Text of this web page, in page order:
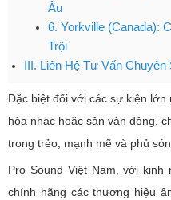
Âu
6. Yorkville (Canada):
Trội
III. Liên Hệ Tư Vấn
Đặc biệt đối với các sự kiện lớn
hòa nhạc hoặc sân vận động,
trong trẻo, mạnh mẽ và phủ
Pro Sound Việt Nam, với
chính hãng các thương hiệu